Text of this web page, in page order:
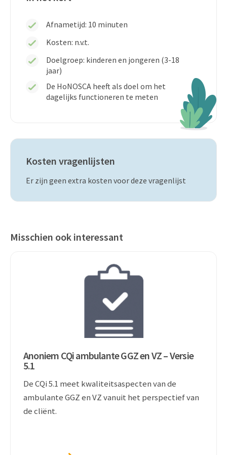
Afnametijd: 10 minuten
Kosten: n.v.t.
Doelgroep: kinderen en jongeren (3-18
jaar)
De HoNOSCA heeft als doel om het
dagelijks functioneren te meten
Kosten vragenlijsten
Er zijn geen extra kosten voor deze vragenlijst
Misschien ook interessant
Anoniem CQi ambulante GGZ en VZ – Versie
5.1
De CQi 5.1 meet kwaliteitsaspecten van de
ambulante GGZ en VZ vanuit het perspectief van
de cliënt.